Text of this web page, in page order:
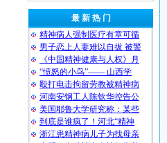
最 新 热 门
精神病人强制医疗有章可循
男子恋上人妻难以自拔 被警
《中国精神健康与人权》月
“愤怒的小鸟”—— 山西学
殴打电击拘留劳教被精神病
河南安钢工人陈钦华控告公
美国耶鲁大学研究称：某些
到底是谁疯了！河北“精神
浙江患精神病儿子为找母亲